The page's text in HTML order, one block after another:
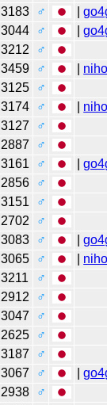
3183 ♂ |
3044 ♂ |
3212
♂
3459 ♂
3125
♂
3174 ♂
3127
♂
2887
♂
3161 ♂ |
2856
♂
3151
♂
2702
♂
3083 ♂ |
3065 ♂
3211
♂
2912
♂
3047
♂
2625
♂
3187
♂
3067 ♂ |
2938
♂